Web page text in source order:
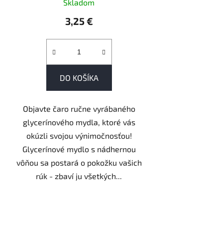
Skladom
3,25 €
DO KOŠÍKA
Objavte čaro ručne vyrábaného
glycerínového mydla, ktoré vás
okúzli svojou výnimočnosťou!
Glycerínové mydlo s nádhernou
vôňou sa postará o pokožku vašich
rúk - zbaví ju všetkých...